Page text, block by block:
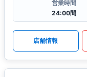
営業時間
24:00間
店舗情報